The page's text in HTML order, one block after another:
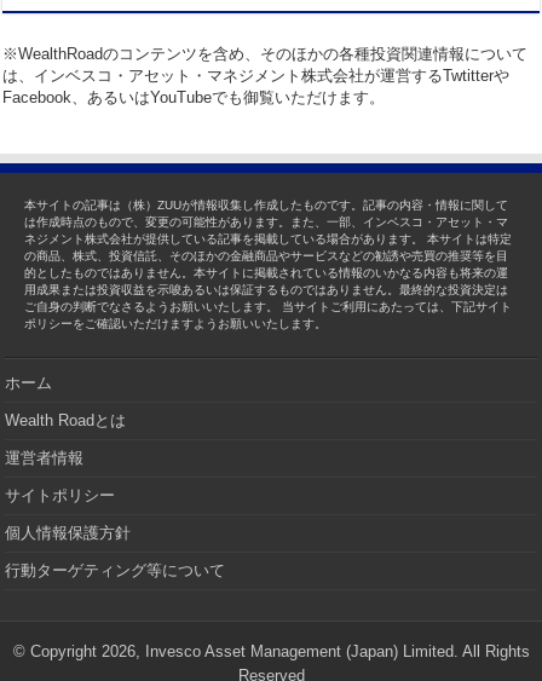
※WealthRoadのコンテンツを含め、そのほかの各種投資関連情報について
は、インベスコ・アセット・マネジメント株式会社が運営するTwtitterや
Facebook、あるいはYouTubeでも御覧いただけます。
本サイトの記事は（株）ZUUが情報収集し作成したものです。記事の内容・情報に関して
は作成時点のもので、変更の可能性があります。また、一部、インベスコ・アセット・マ
ネジメント株式会社が提供している記事を掲載している場合があります。 本サイトは特定
の商品、株式、投資信託、そのほかの金融商品やサービスなどの勧誘や売買の推奨等を目
的としたものではありません。本サイトに掲載されている情報のいかなる内容も将来の運
用成果または投資収益を示唆あるいは保証するものではありません。最終的な投資決定は
ご自身の判断でなさるようお願いいたします。 当サイトご利用にあたっては、下記サイト
ポリシーをご確認いただけますようお願いいたします。
ホーム
Wealth Roadとは
運営者情報
サイトポリシー
個人情報保護方針
行動ターゲティング等について
© Copyright 2026, Invesco Asset Management (Japan) Limited. All Rights
Reserved